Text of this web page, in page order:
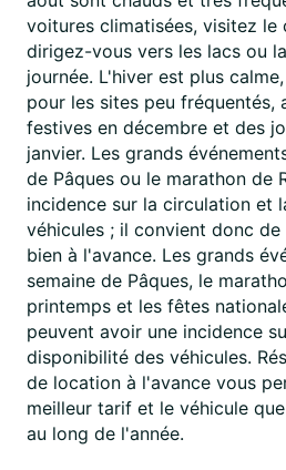
voitures climatisées, visitez
dirigez-vous vers les lacs ou
journée. L'hiver est plus
pour les sites peu fréquentés,
festives en décembre et des
janvier. Les grands
de Pâques ou le marathon de
incidence sur la circulation et
véhicules ; il convient donc
bien à l'avance. Les grands
semaine de Pâques, le
printemps et les fêtes
peuvent avoir une incidence
disponibilité des véhicules.
de location à l'avance vous
meilleur tarif et le véhicule
au long de l'année.